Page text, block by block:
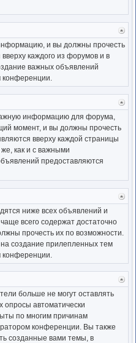
к
и вы должны прочесть
каждого из форумов и в
важных объявлений
конференции.
информацию для форума,
момент, и вы должны прочесть
вверху каждой страницы
как и с важными
предоставляются
ниже всех объявлений и
всего содержат достаточно
прочесть их по возможности.
создание прилепленных тем
конференции.
больше не могут оставлять
опросы автоматически
по многим причинам
конференции. Вы также
созданные вами темы, в